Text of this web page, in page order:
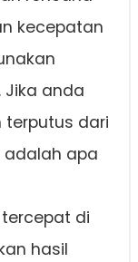
kecepatan
Jika anda
terputus dari
adalah apa
di
hasil